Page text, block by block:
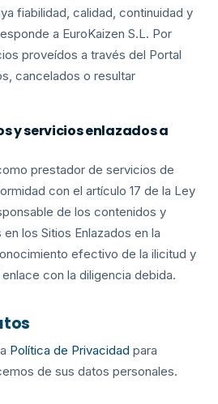
fiabilidad, calidad, continuidad y
a EuroKaizen S.L. Por
proveídos a través del Portal
cancelados o resultar
y servicios enlazados a
prestador de servicios de
con el artículo 17 de la Ley
de los contenidos y
los Sitios Enlazados en la
efectivo de la ilicitud y
con la diligencia debida.
Política de Privacidad para
de sus datos personales.